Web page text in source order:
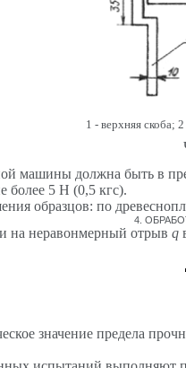
1 - верхняя скоба;
машины должна быть в
более 5 Н (0,5 кгс).
образцов: по
4.
на неравонмерный отрыв q
значение предела